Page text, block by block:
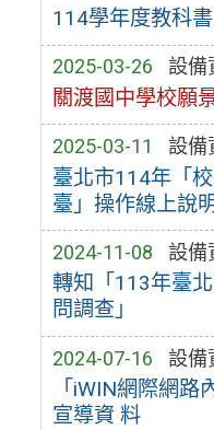
114學年度教科
2025-03-26 設備
關渡國中學校願
2025-03-11 設備
臺北市114年「
臺」操作線上說
2024-11-08 設備
轉知「113年臺
問調查」
2024-07-16 設備
「iWIN網際網路
宣導資 料